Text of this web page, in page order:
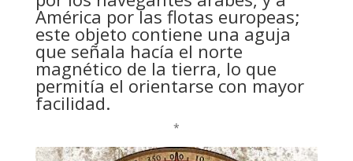
América por las flotas europeas;
este objeto contiene una aguja
que señala hacía el norte
magnético de la tierra, lo que
permitía el orientarse con mayor
facilidad.
*